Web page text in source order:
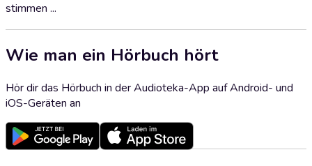
stimmen ...
Wie man ein Hörbuch hört
Hör dir das Hörbuch in der Audioteka-App auf Android- und
iOS-Geräten an